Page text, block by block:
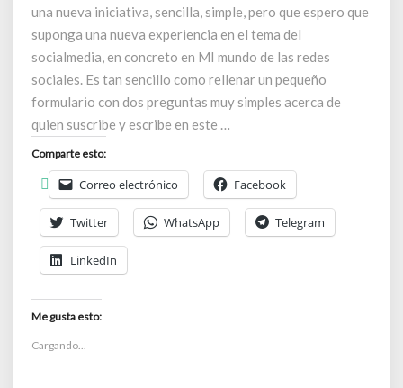
una nueva iniciativa, sencilla, simple, pero que espero que
suponga una nueva experiencia en el tema del
socialmedia, en concreto en MI mundo de las redes
sociales. Es tan sencillo como rellenar un pequeño
formulario con dos preguntas muy simples acerca de
quien suscribe y escribe en este …
Comparte esto:
Correo electrónico Facebook
Twitter WhatsApp Telegram
LinkedIn
Me gusta esto:
Cargando...